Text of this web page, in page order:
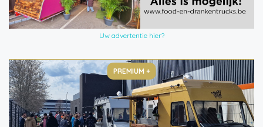
Uw advertentie hier?
PREMIUM +